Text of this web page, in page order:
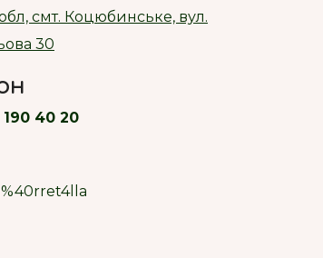
смт. Коцюбинське, вул.
30
40 20